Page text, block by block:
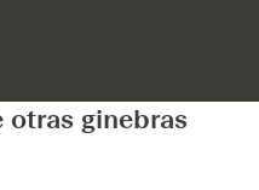
otras ginebras